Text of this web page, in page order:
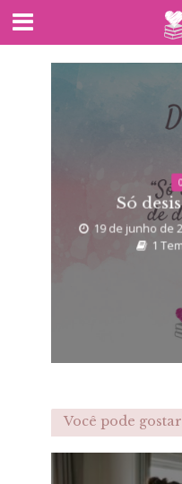
Só
19 de junho de
1
Você pode gostar